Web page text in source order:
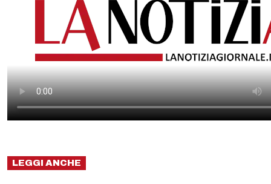
LEGGI ANCHE